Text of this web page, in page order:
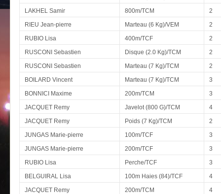
LAKHEL Samir
800m/TCM
2
RIEU Jean-pierre
Marteau (6 Kg)/VEM
2
RUBIO Lisa
400m/TCF
2
RUSCONI Sebastien
Disque (2.0 Kg)/TCM
2
RUSCONI Sebastien
Marteau (7 Kg)/TCM
2
BOILARD Vincent
Marteau (7 Kg)/TCM
3
BONNICI Maxime
200m/TCM
3
JACQUET Remy
Javelot (800 G)/TCM
4
JACQUET Remy
Poids (7 Kg)/TCM
2
JUNGAS Marie-pierre
100m/TCF
3
JUNGAS Marie-pierre
200m/TCF
3
RUBIO Lisa
Perche/TCF
3
BELGUIRAL Lisa
100m Haies (84)/TCF
4
JACQUET Remy
200m/TCM 4